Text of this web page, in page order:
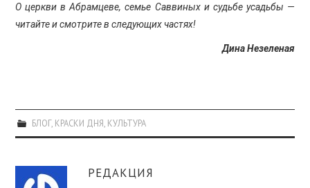
О церкви в Абрамцеве, семье Саввиных и судьбе усадьбы —
читайте и смотрите в следующих частях!
Дина Незеленая
БЛОГ, КРАСКИ ДНЯ КУЛЬТУРА
РЕДАКЦИЯ